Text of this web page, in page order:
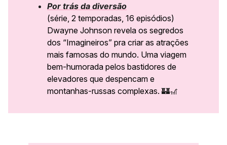
Por trás da diversão
(série, 2 temporadas, 16 episódios)
Dwayne Johnson revela os segredos
dos “Imagineiros” pra criar as atrações
mais famosas do mundo. Uma viagem
bem-humorada pelos bastidores de
elevadores que despencam e
montanhas-russas complexas. 🏰🎢